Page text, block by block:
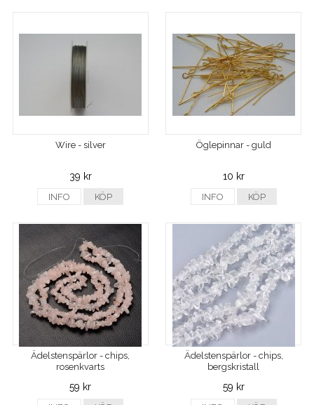
Wire - silver
39 kr
INFO KÖP
Öglepinnar - guld
10 kr
INFO KÖP
Ädelstenspärlor - chips,
rosenkvarts
59 kr
Ädelstenspärlor - chips,
bergskristall
59 kr